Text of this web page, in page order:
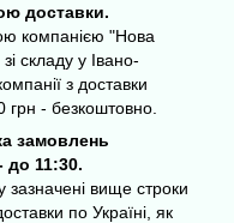
доставки.
компанією "Нова
складу у Івано-
з доставки
грн - безкоштовно.
замовлень
до 11:30.
зазначені вище строки
по Україні, як